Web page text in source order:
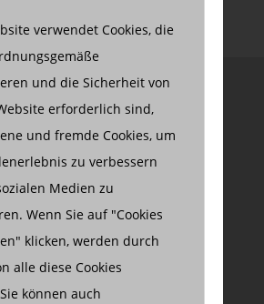
verwendet Cookies, die
und die Sicherheit von
erforderlich sind,
und fremde Cookies, um
zu verbessern
Medien zu
Wenn Sie auf "Cookies
klicken, werden durch
alle diese Cookies
können auch
GmbH
89 550 699 45
consulting.com